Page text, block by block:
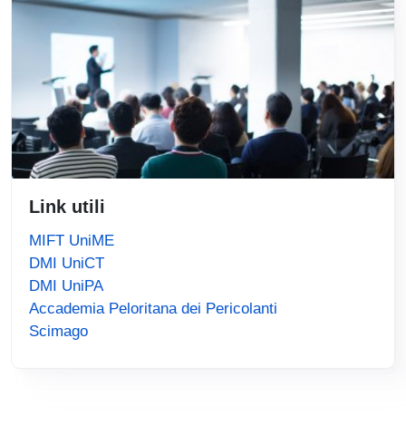
Link utili
MIFT UniME
DMI UniCT
DMI UniPA
Accademia Peloritana dei Pericolanti
Scimago